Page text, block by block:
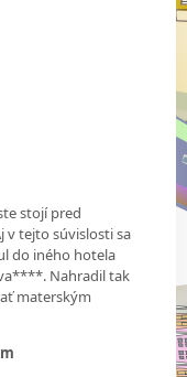
stojí pred
tejto súvislosti sa
do iného hotela
Nahradil tak
materským